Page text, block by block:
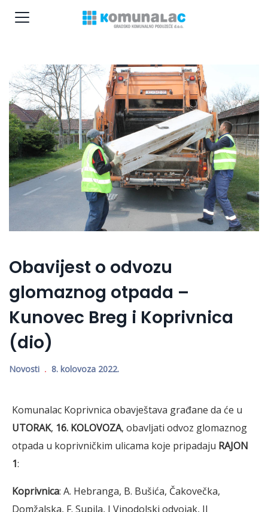
Obavijest o odvozu
glomaznog otpada –
Kunovec Breg i Koprivnica
(dio)
Novosti 8. kolovoza 2022.
Komunalac Koprivnica obavještava građane da će u
UTORAK, 16. KOLOVOZA, obavljati odvoz glomaznog
otpada u koprivničkim ulicama koje pripadaju RAJON
1:
Koprivnica: A. Hebranga, B. Bušića, Čakovečka,
Domžalska, F. Supila, I Vinodolski odvojak, II